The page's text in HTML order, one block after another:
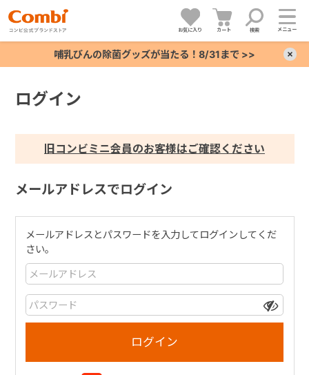
お気に入り カート 検索 メニュー
哺乳びんの除菌グッズが当たる！8/31まで >>
ログイン
旧コンビミニ会員のお客様はご確認ください
メールアドレスでログイン
メールアドレスとパスワードを入力してログインしてくだ
さい。